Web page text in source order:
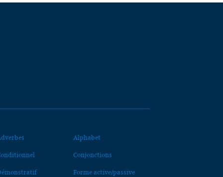
Alphabet
Conjonctions
Forme active/passive